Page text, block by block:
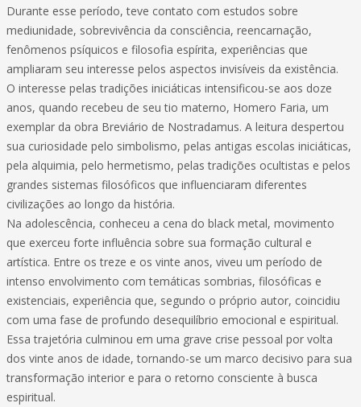
Durante esse período, teve contato com estudos sobre
mediunidade, sobrevivência da consciência, reencarnação,
fenômenos psíquicos e filosofia espírita, experiências que
ampliaram seu interesse pelos aspectos invisíveis da existência.
O interesse pelas tradições iniciáticas intensificou-se aos doze
anos, quando recebeu de seu tio materno, Homero Faria, um
exemplar da obra Breviário de Nostradamus. A leitura despertou
sua curiosidade pelo simbolismo, pelas antigas escolas iniciáticas,
pela alquimia, pelo hermetismo, pelas tradições ocultistas e pelos
grandes sistemas filosóficos que influenciaram diferentes
civilizações ao longo da história.
Na adolescência, conheceu a cena do black metal, movimento
que exerceu forte influência sobre sua formação cultural e
artística. Entre os treze e os vinte anos, viveu um período de
intenso envolvimento com temáticas sombrias, filosóficas e
existenciais, experiência que, segundo o próprio autor, coincidiu
com uma fase de profundo desequilíbrio emocional e espiritual.
Essa trajetória culminou em uma grave crise pessoal por volta
dos vinte anos de idade, tornando-se um marco decisivo para sua
transformação interior e para o retorno consciente à busca
espiritual.